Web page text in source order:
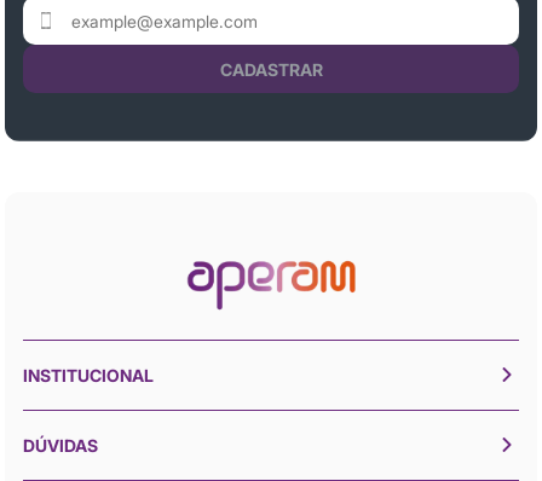
CADASTRAR
INSTITUCIONAL
DÚVIDAS